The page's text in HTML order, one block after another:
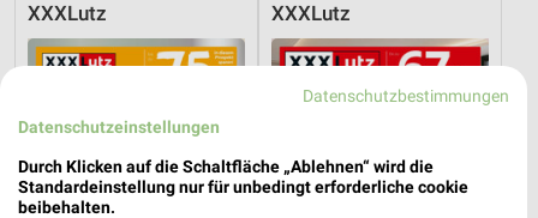
XXXLutz XXXLutz
Datenschutzbestimmungen
Datenschutzeinstellungen
Durch Klicken auf die Schaltfläche „Ablehnen“ wird die
Standardeinstellung nur für unbedingt erforderliche cookie
beibehalten.